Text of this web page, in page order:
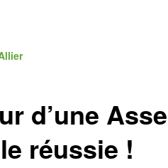
d’une
réussie !